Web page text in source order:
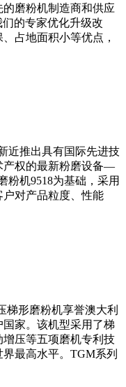
磨粉机制造商和供应
的专家优化升级改
占地面积小等优点，
近推出具有国际先进技
产权的最新粉磨设备—
粉机9518为基础，采用
对产品粒度、性能
梯形磨粉机享誉澳大利
家。该机型采用了梯
压等五项磨机专利技
最高水平。TGM系列